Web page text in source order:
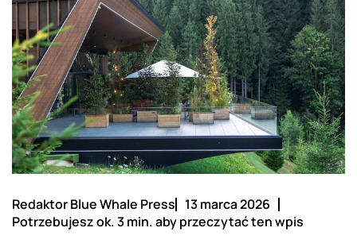
Redaktor Blue Whale Press
13 marca 2026
Potrzebujesz ok. 3 min. aby przeczytać ten wpis